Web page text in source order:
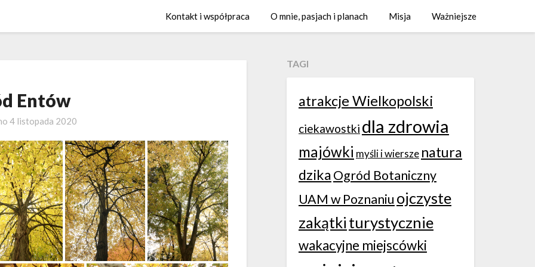
Kontakt i współpraca O mnie, pasjach i planach Misja Ważniejsze
Entów
4 listopada 2020
TAGI
atrakcje Wielkopolski
ciekawostki dla zdrowia
majówki myśli i wiersze natura
dzikaOgród Botaniczny
UAM w Poznaniu ojczyste
zakątki turystycznie
wakacyjne miejscówki